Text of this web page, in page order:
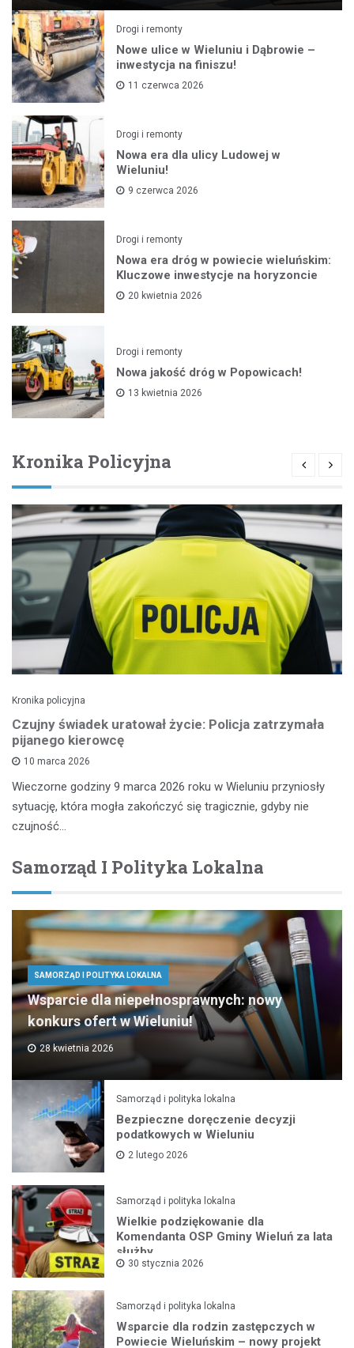
Drogi i remonty
Nowe ulice w Wieluniu i Dąbrowie –
inwestycja na finiszu!
11 czerwca 2026
Drogi i remonty
Nowa era dla ulicy Ludowej w
Wieluniu!
9 czerwca 2026
Drogi i remonty
Nowa era dróg w powiecie wieluńskim:
Kluczowe inwestycje na horyzoncie
20 kwietnia 2026
Drogi i remonty
Nowa jakość dróg w Popowicach!
13 kwietnia 2026
Kronika Policyjna
Kronika policyjna
Czujny świadek uratował życie: Policja zatrzymała
pijanego kierowcę
10 marca 2026
Wieczorne godziny 9 marca 2026 roku w Wieluniu przyniosły
sytuację, która mogła zakończyć się tragicznie, gdyby nie
czujność…
Samorząd I Polityka Lokalna
SAMORZĄD I POLITYKA LOKALNA
Wsparcie dla niepełnosprawnych: nowy
konkurs ofert w Wieluniu!
28 kwietnia 2026
Samorząd i polityka lokalna
Bezpieczne doręczenie decyzji
podatkowych w Wieluniu
2 lutego 2026
Samorząd i polityka lokalna
Wielkie podziękowanie dla
Komendanta OSP Gminy Wieluń za lata
służby
30 stycznia 2026
Samorząd i polityka lokalna
Wsparcie dla rodzin zastępczych w
Powiecie Wieluńskim – nowy projekt